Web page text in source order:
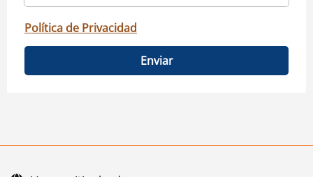
Política de Privacidad
Enviar